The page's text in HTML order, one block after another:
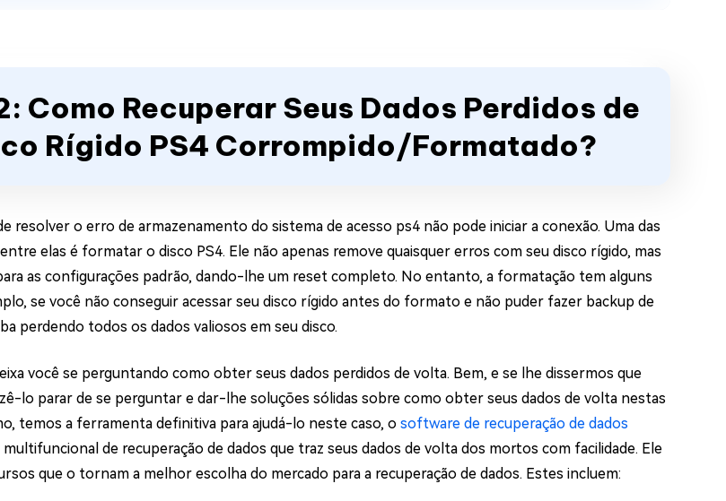
Como Recuperar Seus Dados Perdidos de
Rígido PS4 Corrompido/Formatado?
resolver o erro de armazenamento do sistema de acesso ps4 não pode iniciar a conexão. Uma das
elas é formatar o disco PS4. Ele não apenas remove quaisquer erros com seu disco rígido, mas
as configurações padrão, dando-lhe um reset completo. No entanto, a formatação tem alguns
se você não conseguir acessar seu disco rígido antes do formato e não puder fazer backup de
perdendo todos os dados valiosos em seu disco.
você se perguntando como obter seus dados perdidos de volta. Bem, e se lhe dissermos que
lo parar de se perguntar e dar-lhe soluções sólidas sobre como obter seus dados de volta nestas
temos a ferramenta definitiva para ajudá-lo neste caso, o software de recuperação de dados
multifuncional de recuperação de dados que traz seus dados de volta dos mortos com facilidade. Ele
que o tornam a melhor escolha do mercado para a recuperação de dados. Estes incluem: